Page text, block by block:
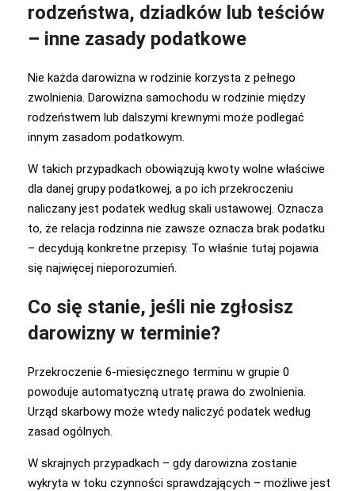
rodzeństwa, dziadków lub teściów
– inne zasady podatkowe
Nie każda darowizna w rodzinie korzysta z pełnego
zwolnienia. Darowizna samochodu w rodzinie między
rodzeństwem lub dalszymi krewnymi może podlegać
innym zasadom podatkowym.
W takich przypadkach obowiązują kwoty wolne właściwe
dla danej grupy podatkowej, a po ich przekroczeniu
naliczany jest podatek według skali ustawowej. Oznacza
to, że relacja rodzinna nie zawsze oznacza brak podatku
– decydują konkretne przepisy. To właśnie tutaj pojawia
się najwięcej nieporozumień.
Co się stanie, jeśli nie zgłosisz
darowizny w terminie?
Przekroczenie 6-miesięcznego terminu w grupie 0
powoduje automatyczną utratę prawa do zwolnienia.
Urząd skarbowy może wtedy naliczyć podatek według
zasad ogólnych.
W skrajnych przypadkach – gdy darowizna zostanie
wykryta w toku czynności sprawdzających – możliwe jest